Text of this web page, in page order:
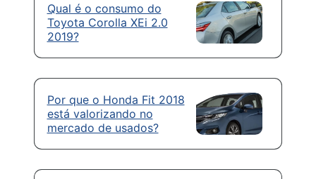
Qual é o consumo do
Toyota Corolla XEi 2.0
2019?
Por que o Honda Fit 2018
está valorizando no
mercado de usados?